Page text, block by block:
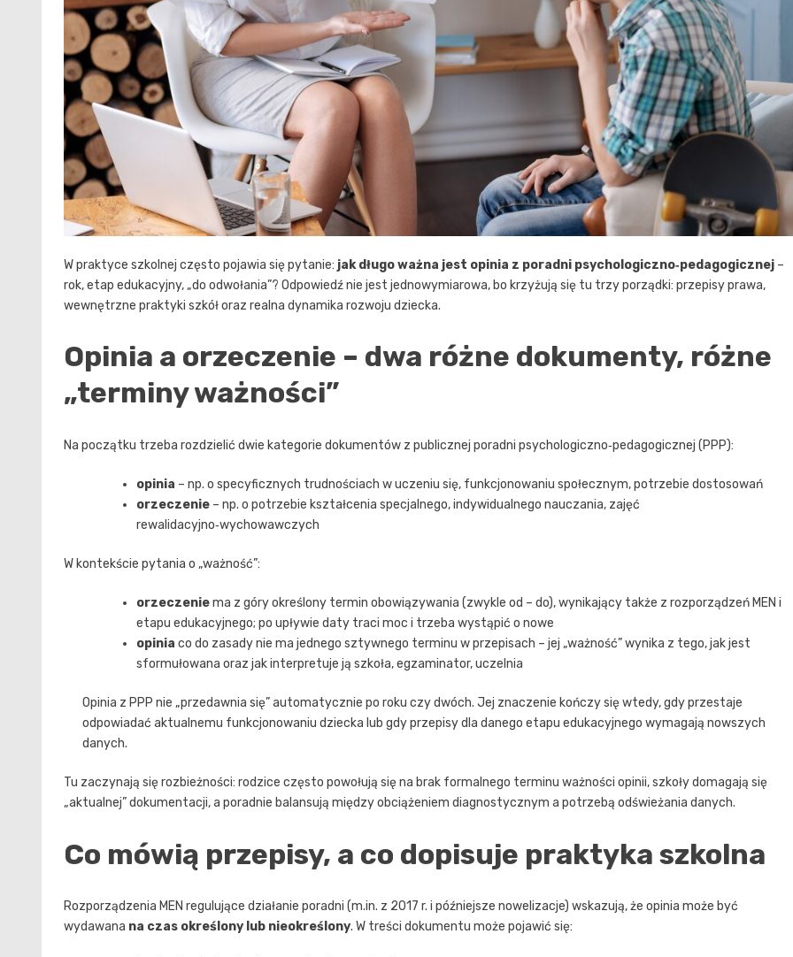
W praktyce szkolnej często pojawia się pytanie: jak długo ważna jest opinia z poradni psychologiczno‑pedagogicznej –
rok, etap edukacyjny, „do odwołania”? Odpowiedź nie jest jednowymiarowa, bo krzyżują się tu trzy porządki: przepisy prawa,
wewnętrzne praktyki szkół oraz realna dynamika rozwoju dziecka.
Opinia a orzeczenie – dwa różne dokumenty, różne
„terminy ważności”
Na początku trzeba rozdzielić dwie kategorie dokumentów z publicznej poradni psychologiczno‑pedagogicznej (PPP):
opinia – np. o specyficznych trudnościach w uczeniu się, funkcjonowaniu społecznym, potrzebie dostosowań
orzeczenie – np. o potrzebie kształcenia specjalnego, indywidualnego nauczania, zajęć
rewalidacyjno‑wychowawczych
W kontekście pytania o „ważność”:
orzeczeniema z góry określony termin obowiązywania (zwykle od – do), wynikający także z rozporządzeń MEN i
etapu edukacyjnego; po upływie daty traci moc i trzeba wystąpić o nowe
opinia co do zasady nie ma jednego sztywnego terminu w przepisach – jej „ważność” wynika z tego, jak jest
sformułowana oraz jak interpretuje ją szkoła, egzaminator, uczelnia
Opinia z PPP nie „przedawnia się” automatycznie po roku czy dwóch. Jej znaczenie kończy się wtedy, gdy przestaje
odpowiadać aktualnemu funkcjonowaniu dziecka lub gdy przepisy dla danego etapu edukacyjnego wymagają nowszych
danych.
Tu zaczynają się rozbieżności: rodzice często powołują się na brak formalnego terminu ważności opinii, szkoły domagają się
„aktualnej” dokumentacji, a poradnie balansują między obciążeniem diagnostycznym a potrzebą odświeżania danych.
Co mówią przepisy, a co dopisuje praktyka szkolna
Rozporządzenia MEN regulujące działanie poradni (m.in. z 2017 r. i późniejsze nowelizacje) wskazują, że opinia może być
wydawana na czas określony lub nieokreślony. W treści dokumentu może pojawić się: